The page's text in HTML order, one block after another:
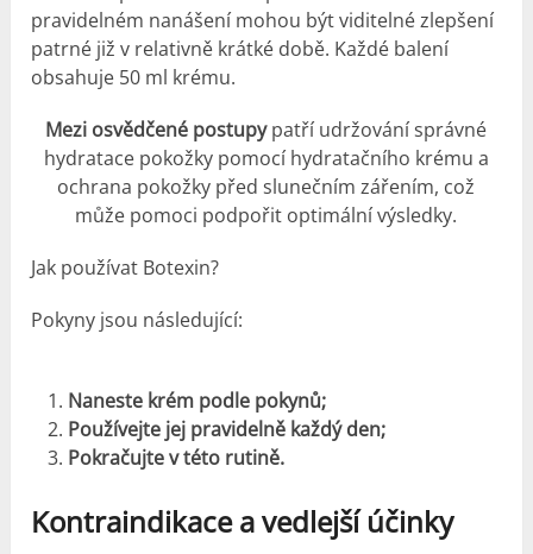
pravidelném nanášení mohou být viditelné zlepšení
patrné již v relativně krátké době. Každé balení
obsahuje 50 ml krému.
Mezi osvědčené postupypatří udržování správné
hydratace pokožky pomocí hydratačního krému a
ochrana pokožky před slunečním zářením, což
může pomoci podpořit optimální výsledky.
Jak používat Botexin?
Pokyny jsou následující:
Naneste krém podle pokynů;
Používejte jej pravidelně každý den;
Pokračujte v této rutině.
Kontraindikace a vedlejší účinky